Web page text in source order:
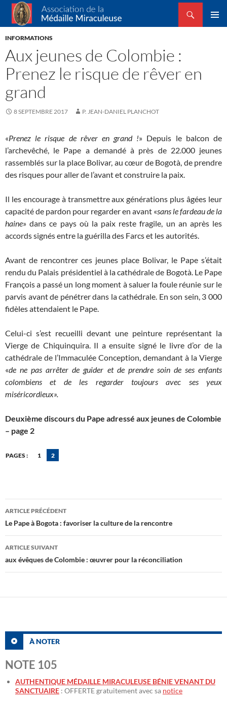
Association de la Médaille Miraculeuse
Recherche
ALLER
INFORMATIONS
Aux jeunes de Colombie :
Prenez le risque de rêver en
grand
8 SEPTEMBRE 2017 P. JEAN-DANIEL PLANCHOT
«Prenez le risque de rêver en grand !» Depuis le balcon de
l’archevêché, le Pape a demandé à près de 22.000 jeunes
rassemblés sur la place Bolivar, au cœur de Bogotà, de prendre
des risques pour aller de l’avant et construire la paix.
Il les encourage à transmettre aux générations plus âgées leur
capacité de pardon pour regarder en avant «sans le fardeau de la
haine» dans ce pays où la paix reste fragile, un an après les
accords signés entre la guérilla des Farcs et les autorités.
Avant de rencontrer ces jeunes place Bolivar, le Pape s’était
rendu du Palais présidentiel à la cathédrale de Bogotà. Le Pape
François a passé un long moment à saluer la foule réunie sur le
parvis avant de pénétrer dans la cathédrale. En son sein, 3 000
fidèles attendaient le Pape.
Celui-ci s’est recueilli devant une peinture représentant la
Vierge de Chiquinquira. Il a ensuite signé le livre d’or de la
cathédrale de l’Immaculée Conception, demandant à la Vierge
«de ne pas arrêter de guider et de prendre soin de ses enfants
colombiens et de les regarder toujours avec ses yeux
miséricordieux».
Deuxième discours du Pape adressé aux jeunes de Colombie
– page 2
PAGES : 1 2
Navigation
des
articles
ARTICLE PRÉCÉDENT
Le Pape à Bogota : favoriser la culture de la rencontre
ARTICLE SUIVANT
aux évêques de Colombie : œuvrer pour la réconciliation
À NOTER
NOTE 105
AUTHENTIQUE MÉDAILLE MIRACULEUSE BÉNIE VENANT DU
SANCTUAIRE : OFFERTE gratuitement avec sa notice